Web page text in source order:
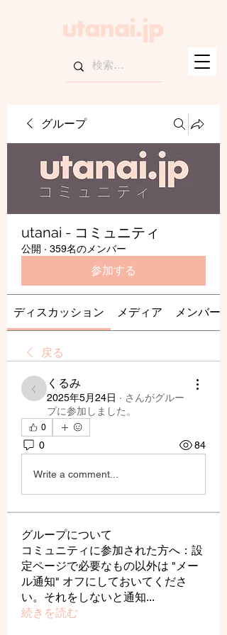
グループ
utanai - コミュニティ
公開 · 359名のメンバー
参加する
ディスカッション メディア メンバー
戻る
くるみ
くるみ
2025年5月24日 · さんがグルー
プに参加しました。
0
0 84
Write a comment...
グループについて
コミュニティに参加された方へ：設
定ページで必要なもの以外は "メー
ル通知" オフにしておいてくださ
い。それをしないと通知...
続きを読む